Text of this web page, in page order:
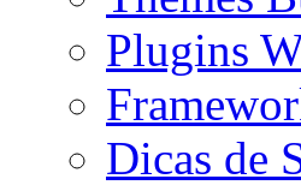
Plugins
Dicas de